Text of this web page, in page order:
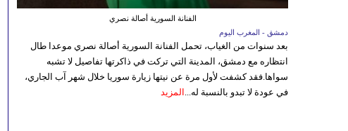
الفنانة السورية أصالة نصري
دمشق - المغرب اليوم
بعد سنوات من الغياب، تحمل الفنانة السورية أصالة نصري موعدا طال
انتظاره مع دمشق، المدينة التي تركت في ذاكرتها تفاصيل لا تشبه
سواها.فقد كشفت لأول مرة عن نيتها زيارة سوريا خلال شهر آب الجاري،
في عودة لا تبدو بالنسبة له... المزيد